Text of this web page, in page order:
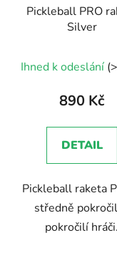
Pickleball PRO
Silver
Ihned k odeslání
890 Kč
DETAIL
Pickleball raketa
středně
pokročilí hráči.